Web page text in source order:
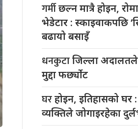
गर्मीछल्न मात्रै होइन,
भेडेटार : स्काइवाकपछि
बढायो बसाइँ
धनकुटाजिल्ला अदालतले
मुद्दा फर्छ्योट
घरहोइन, इतिहासको
व्यक्तिले जोगाइरहेका